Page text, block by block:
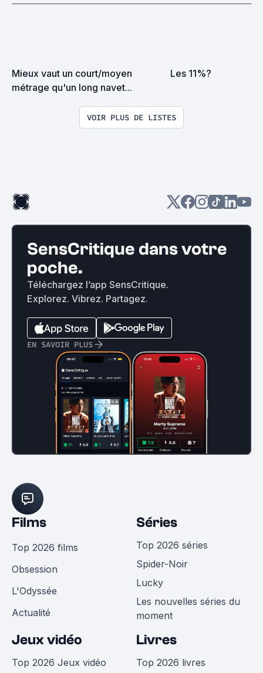
Mieux vaut un court/moyen
métrage qu'un long navet...
Les 11%?
VOIR PLUS DE LISTES
SensCritique dans votre
poche.
Téléchargez l’app SensCritique.
Explorez. Vibrez. Partagez.
EN SAVOIR PLUS
Films
Top 2026 films
Obsession
L'Odyssée
Actualité
Séries
Top 2026 séries
Spider-Noir
Lucky
Les nouvelles séries du
moment
Jeux vidéo
Top 2026 Jeux vidéo
Livres
Top 2026 livres